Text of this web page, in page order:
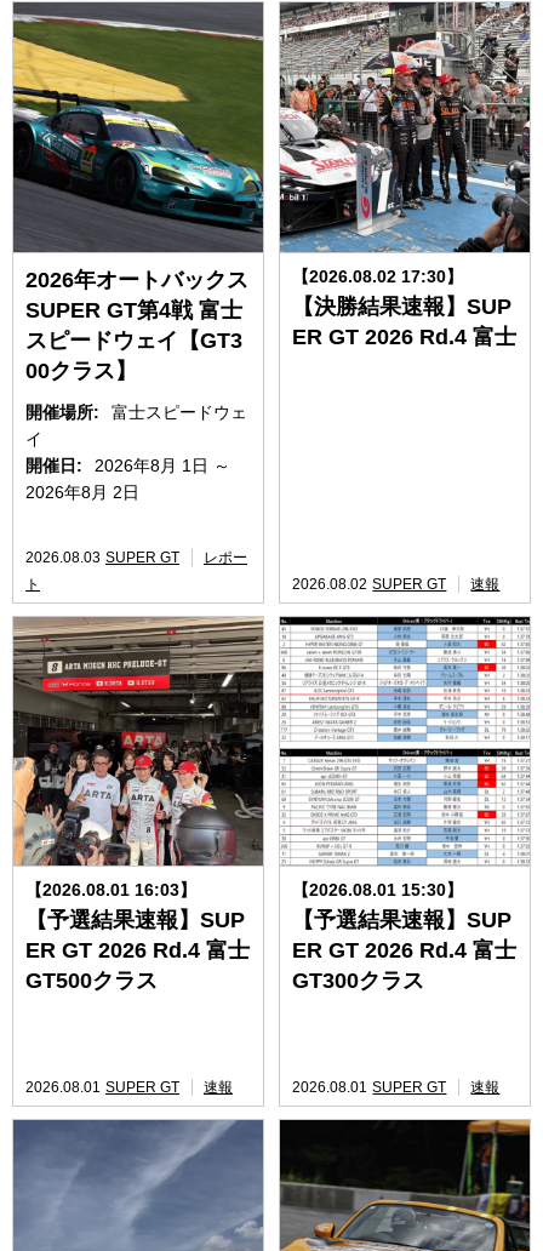
2026年オートバックス
SUPER GT第4戦 富士
スピードウェイ【GT3
00クラス】
開催場所:
富士スピードウェ
イ
開催日:
2026年8月 1日 ～
2026年8月 2日
2026.08.03 SUPER GT
レポー
ト
【2026.08.02 17:30】
【決勝結果速報】SUP
ER GT 2026 Rd.4 富士
2026.08.02 SUPER GT 速報
【2026.08.01 16:03】
【予選結果速報】SUP
ER GT 2026 Rd.4 富士
GT500クラス
2026.08.01 SUPER GT 速報
【2026.08.01 15:30】
【予選結果速報】SUP
ER GT 2026 Rd.4 富士
GT300クラス
2026.08.01 SUPER GT 速報